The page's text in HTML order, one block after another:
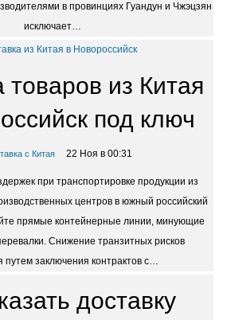
в провинциях Гуандун и Чжэцзян
исключает…
товаров из Китая
под ключ
с Китая 22 Ноя в 00:31
при транспортировке продукции из
центров в южный российский
прямые контейнерные линии, минующие
Снижение транзитных рисков
путем заключения контрактов с…
доставку